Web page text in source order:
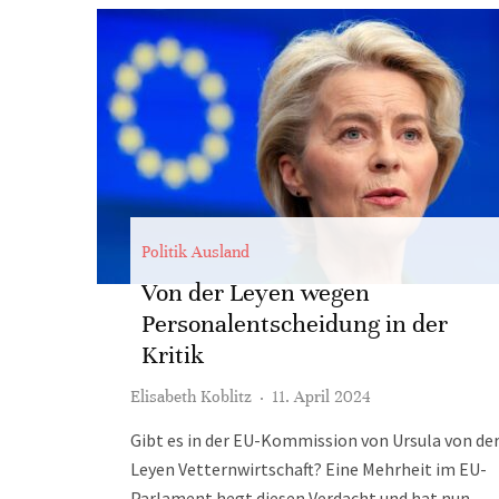
Politik Ausland
Von der Leyen wegen
Personalentscheidung in der
Kritik
Elisabeth Koblitz · 11. April 2024
Gibt es in der EU-Kommission von Ursula von der
Leyen Vetternwirtschaft? Eine Mehrheit im EU-